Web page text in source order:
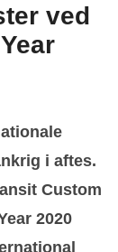
ved
i aftes.
Custom
2020